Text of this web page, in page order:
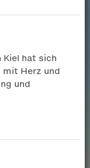
Kiel hat sich
mit Herz und
und